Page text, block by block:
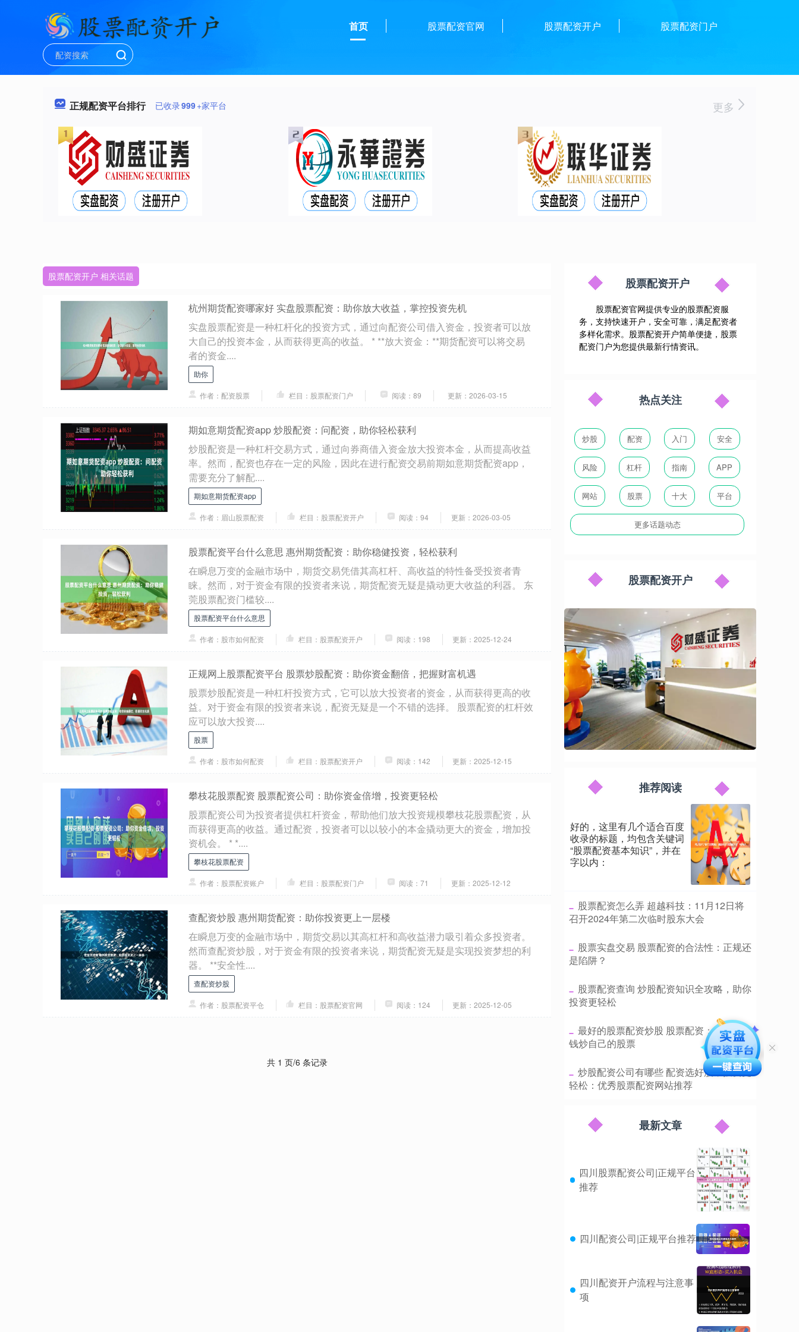
首页 股票配资官网 股票配资开户 股票配资门户
正规配资平台排行 已收录999+家平台 更多
股票配资开户 相关话题
杭州期货配资哪家好 实盘股票配资：助你放大收益，掌控投资先机
实盘股票配资是一种杠杆化的投资方式，通过向配资公司借入资金，投资者可以放
大自己的投资本金，从而获得更高的收益。 * **放大资金：**期货配资可以将交易
者的资金....
助你
作者：配资股票 栏目：股票配资门户 阅读：89 更新：2026-03-15
期如意期货配资app 炒股配资：问配资，助你轻松获利
炒股配资是一种杠杆交易方式，通过向券商借入资金放大投资本金，从而提高收益
率。然而，配资也存在一定的风险，因此在进行配资交易前期如意期货配资app，
需要充分了解配....
期如意期货配资app
作者：眉山股票配资 栏目：股票配资开户 阅读：94 更新：2026-03-05
股票配资平台什么意思 惠州期货配资：助你稳健投资，轻松获利
在瞬息万变的金融市场中，期货交易凭借其高杠杆、高收益的特性备受投资者青
睐。然而，对于资金有限的投资者来说，期货配资无疑是撬动更大收益的利器。 东
莞股票配资门槛较....
股票配资平台什么意思
作者：股市如何配资 栏目：股票配资开户 阅读：198 更新：2025-12-24
正规网上股票配资平台 股票炒股配资：助你资金翻倍，把握财富机遇
股票炒股配资是一种杠杆投资方式，它可以放大投资者的资金，从而获得更高的收
益。对于资金有限的投资者来说，配资无疑是一个不错的选择。 股票配资的杠杆效
应可以放大投资....
股票
作者：股市如何配资 栏目：股票配资开户 阅读：142 更新：2025-12-15
攀枝花股票配资 股票配资公司：助你资金倍增，投资更轻松
股票配资公司为投资者提供杠杆资金，帮助他们放大投资规模攀枝花股票配资，从
而获得更高的收益。通过配资，投资者可以以较小的本金撬动更大的资金，增加投
资机会。 * *....
攀枝花股票配资
作者：股票配资账户 栏目：股票配资门户 阅读：71 更新：2025-12-12
查配资炒股 惠州期货配资：助你投资更上一层楼
在瞬息万变的金融市场中，期货交易以其高杠杆和高收益潜力吸引着众多投资者。
然而查配资炒股，对于资金有限的投资者来说，期货配资无疑是实现投资梦想的利
器。 **安全性....
查配资炒股
作者：股票配资平仓 栏目：股票配资官网 阅读：124 更新：2025-12-05
共 1 页/6 条记录
股票配资开户
股票配资官网提供专业的股票配资服
务，支持快速开户，安全可靠，满足配资者
多样化需求。股票配资开户简单便捷，股票
配资门户为您提供最新行情资讯。
热点关注
炒股 配资 入门 安全
风险 杠杆 指南 APP
网站 股票 十大 平台
更多话题动态
股票配资开户
推荐阅读
好的，这里有几个适合百度
收录的标题，均包含关键词
“股票配资基本知识”，并在
字以内：
​股票配资怎么弄 超越科技：11月12日将
召开2024年第二次临时股东大会
​股票实盘交易 股票配资的合法性：正规还
是陷阱？
​股票配资查询 炒股配资知识全攻略，助你
投资更轻松
​最好的股票配资炒股 股票配资：用别人的
钱炒自己的股票
​炒股配资公司有哪些 配资选好股，投资更
轻松：优秀股票配资网站推荐
最新文章
四川股票配资公司|正规平台
推荐
四川配资公司|正规平台推荐
四川配资开户流程与注意事
项